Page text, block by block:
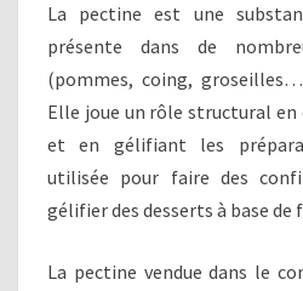
La pectine est une
présente dans de
(pommes, coing,
Elle joue un rôle structural en
et en gélifiant les
utilisée pour faire des
gélifier des desserts à base de
La pectine vendue dans le